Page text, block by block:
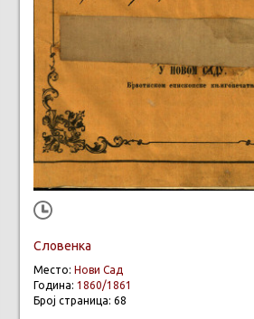
Словенка
Место: Нови Сад
Година: 1860/1861
Број страница: 68